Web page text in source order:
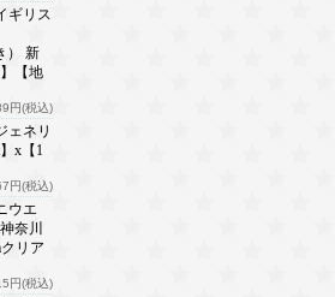
ギリス
） 新
【地
円(税込)
ェネリ
x【1
円(税込)
ウエ
奈川
リア
円(税込)